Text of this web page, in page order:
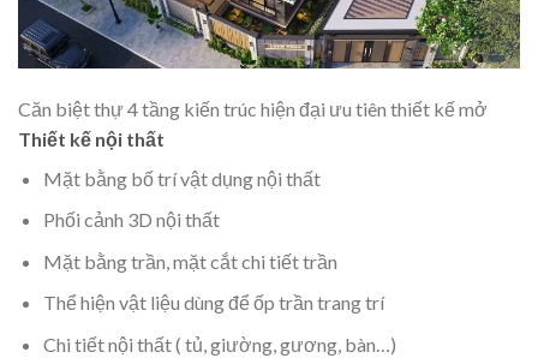
Căn biệt thự 4 tầng kiến trúc hiện đại ưu tiên thiết kế mở
Thiết kế nội thất
Mặt bằng bố trí vật dụng nội thất
Phối cảnh 3D nội thất
Mặt bằng trần, mặt cắt chi tiết trần
Thể hiện vật liệu dùng để ốp trần trang trí
Chi tiết nội thất ( tủ, giường, gương, bàn…)